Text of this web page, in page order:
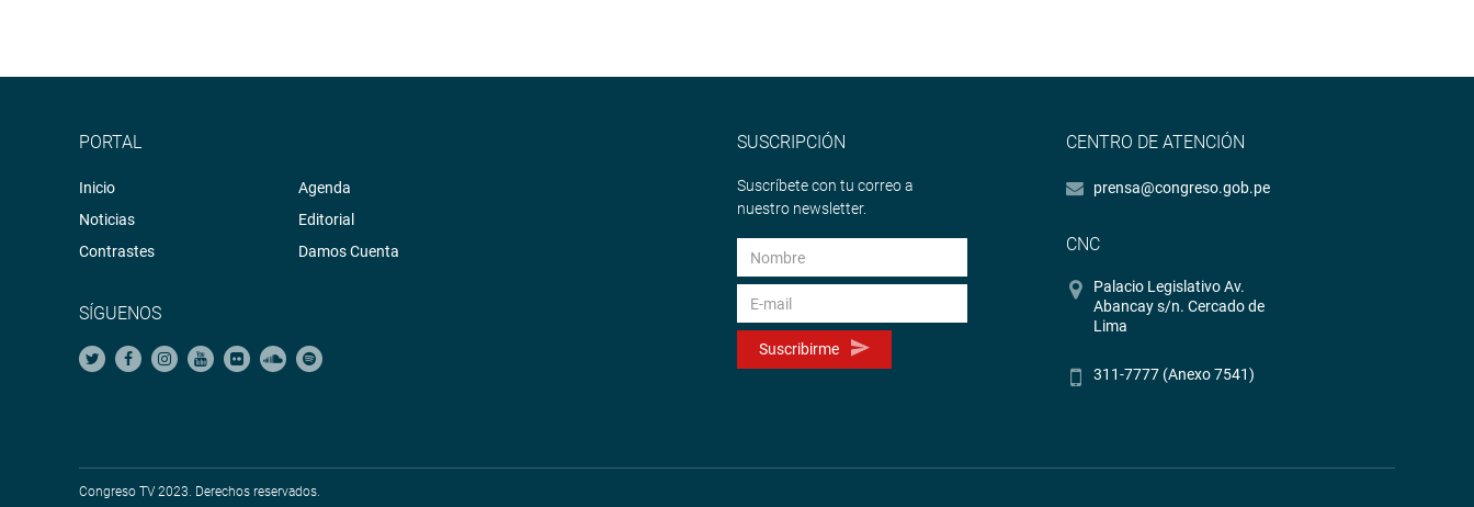
PORTAL
Inicio
Noticias
Contrastes
Agenda
Editorial
Damos Cuenta
SÍGUENOS
SUSCRIPCIÓN
Suscríbete con tu correo a
nuestro newsletter.
Suscribirme
CENTRO DE ATENCIÓN
prensa@congreso.gob.pe
CNC
Palacio Legislativo Av.
Abancay s/n. Cercado de
Lima
311-7777 (Anexo 7541)
Congreso TV 2023. Derechos reservados.